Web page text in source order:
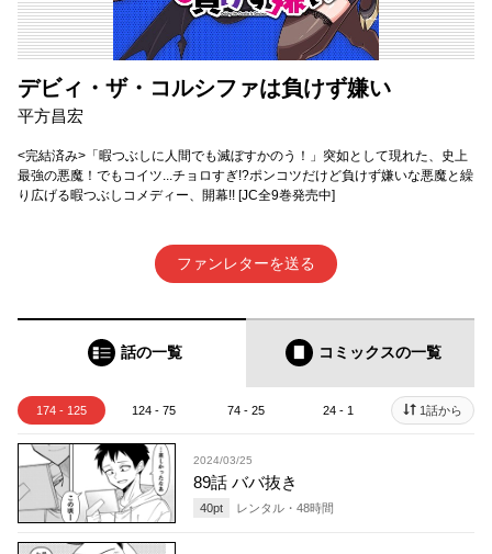
デビィ・ザ・コルシファは負けず嫌い
平方昌宏
<完結済み>「暇つぶしに人間でも滅ぼすかのう！」突如として現れた、史上
最強の悪魔！でもコイツ...チョロすぎ!?ポンコツだけど負けず嫌いな悪魔と繰
り広げる暇つぶしコメディー、開幕!! [JC全9巻発売中]
ファンレターを送る
話の一覧 コミックスの一覧
174 - 125 124 - 75 74 - 25 24 - 1 1話から
2024/03/25
89話 ババ抜き
40pt レンタル・ 48時間